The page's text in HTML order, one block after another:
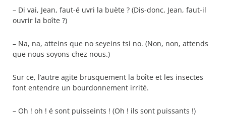
– Di vai, Jean, faut-é uvri la buète ? (Dis-donc, Jean, faut-il
ouvrir la boîte ?)
– Na, na, atteins que no seyeins tsi no. (Non, non, attends
que nous soyons chez nous.)
Sur ce, l’autre agite brusquement la boîte et les insectes
font entendre un bourdonnement irrité.
– Oh ! oh ! é sont puisseints ! (Oh ! ils sont puissants !)